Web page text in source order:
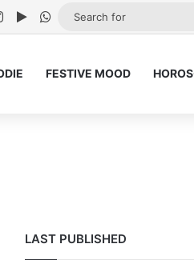
Instagram
Google Play
WhatsApp
FESTIVE MOOD
LAST PUBLISHED